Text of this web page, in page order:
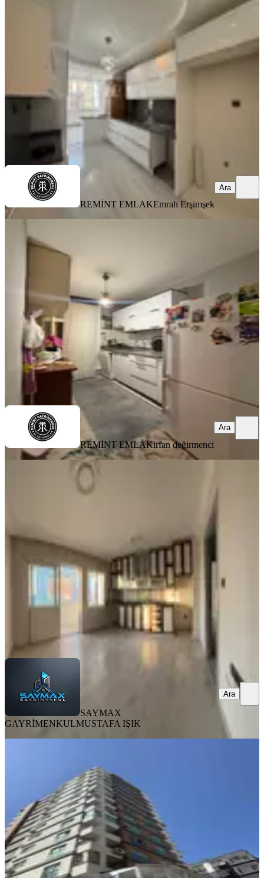
Sümer Mh Satılık Daire Kaçmazzzzz
5. Kat·04.08.2026
5.875.000 ₺
REMİNT EMLAKEmrah Erşimşek
REMİNT EMLAKEmrah Erşimşek
Ara
Seyhan, Yeşilyurt Mahallesi
3+1· 160 m²·3. Kat ·04.08.2026
3.275.000 ₺
REMİNT EMLAKirfan değirmenci
REMİNT EMLAKirfan değirmenci
Ara
Döşeme Mah-valilik Ve Emniyet
Binası Karşısı-metro Durağına Yakın-
3+1
7. Kat·04.08.2026
4.250.000 ₺
SAYMAX GAYRİMENKUL MUSTAFA IŞIK
SAYMAX
GAYRİMENKULMUSTAFA IŞIK
Ara
Dublex
Seyhan, Yenibaraj Mahallesi
4+1·200 m²· 13. Kat·
5.650.000 ₺
KÖKSAL GAYRİMENKULFırat Köksal